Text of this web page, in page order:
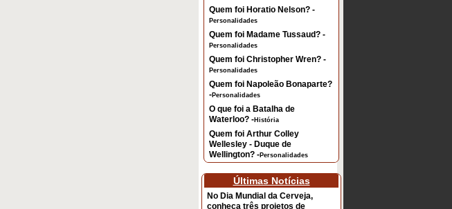
Quem foi Horatio Nelson? -
Personalidades
Quem foi Madame Tussaud? -
Personalidades
Quem foi Christopher Wren? -
Personalidades
Quem foi Napoleão Bonaparte?
- Personalidades
O que foi a Batalha de
Waterloo? - História
Quem foi Arthur Colley
Wellesley - Duque de
Wellington? - Personalidades
Últimas Notícias
No Dia Mundial da Cerveja,
conheça três projetos de